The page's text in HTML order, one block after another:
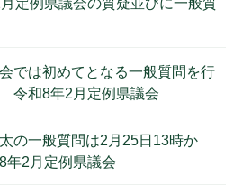
では初めてとなる一般質問を行
令和8年2月定例県議会
の一般質問は2月25日13時か
2月定例県議会